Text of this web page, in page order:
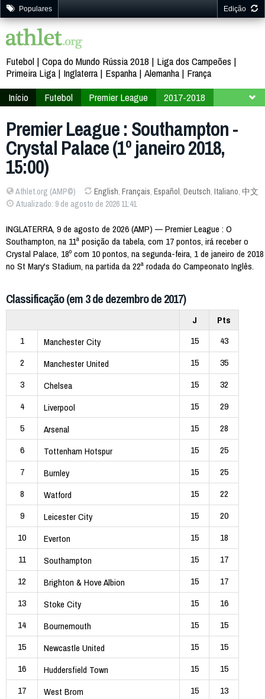
Populares Edição
Futebol Copa do Mundo Rússia 2018
Liga dos Campeões
Primeira Liga
Inglaterra Espanha Alemanha
França
Início
Futebol Premier League
2017-2018
Premier League : Southampton -
Crystal Palace (1º janeiro 2018,
15:00)
Athlet.org (AMP©) English, Français, Español, Deutsch, Italiano, 中文
Atualizado: 9 de agosto de 2026 11:41
INGLATERRA, 9 de agosto de 2026 (AMP) — Premier League : O
Southampton, na 11ª posição da tabela, com 17 pontos, irá receber o
Crystal Palace, 18º com 10 pontos, na segunda-feira, 1 de janeiro de 2018
no St Mary's Stadium, na partida da 22ª rodada do Campeonato Inglês.
Classificação (em 3 de dezembro de 2017)
J
Pts
1
Manchester City 15
43
2
Manchester United 15
35
3
Chelsea 15
32
4
Liverpool 15
29
5
Arsenal 15
28
6
Tottenham Hotspur 15
25
7
Burnley 15
25
8
Watford 15
22
9
Leicester City 15
20
10
Everton 15
18
11
Southampton 15
17
12
Brighton & Hove Albion 15
17
13
Stoke City 15
16
14
Bournemouth 15
15
15
Newcastle United 15
15
16
Huddersfield Town 15
15
17
West Brom 15
13